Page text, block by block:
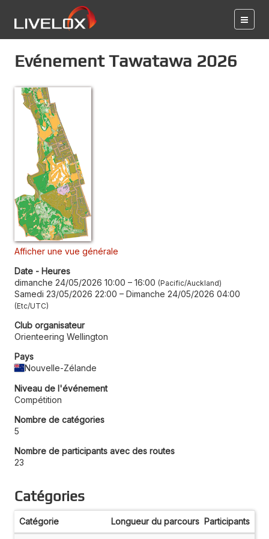
Evénement Tawatawa 2026
Afficher une vue générale
Date - Heures
dimanche 24/05/2026 10:00 – 16:00 Pacific/Auckland
Samedi 23/05/2026 22:00 – Dimanche 24/05/2026 04:00
Etc/UTC
Club organisateur
Orienteering Wellington
Pays
Nouvelle-Zélande
Niveau de l'événement
Compétition
Nombre de catégories
5
Nombre de participants avec des routes
23
Catégories
Catégorie Longueur du parcours Participants